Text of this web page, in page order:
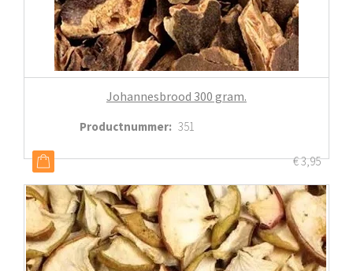
Johannesbrood 300 gram.
Productnummer: 351
€3,95